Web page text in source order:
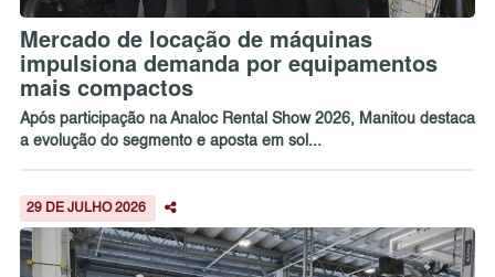
Mercado de locação de máquinas
impulsiona demanda por equipamentos
mais compactos
Após participação na Analoc Rental Show 2026, Manitou destaca
a evolução do segmento e aposta em sol...
29 DE JULHO 2026